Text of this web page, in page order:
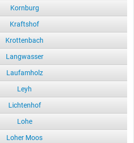
Kornburg
Kraftshof
Krottenbach
Langwasser
Laufamholz
Leyh
Lichtenhof
Lohe
Loher Moos